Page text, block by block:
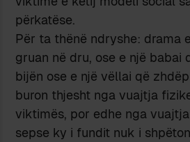
përkatëse.
Për ta thënë ndryshe: drama
gruan në dru, ose e një babai
bijën ose e një vëllai që
buron thjesht nga vuajtja
viktimës, por edhe nga
sepse ky i fundit nuk i